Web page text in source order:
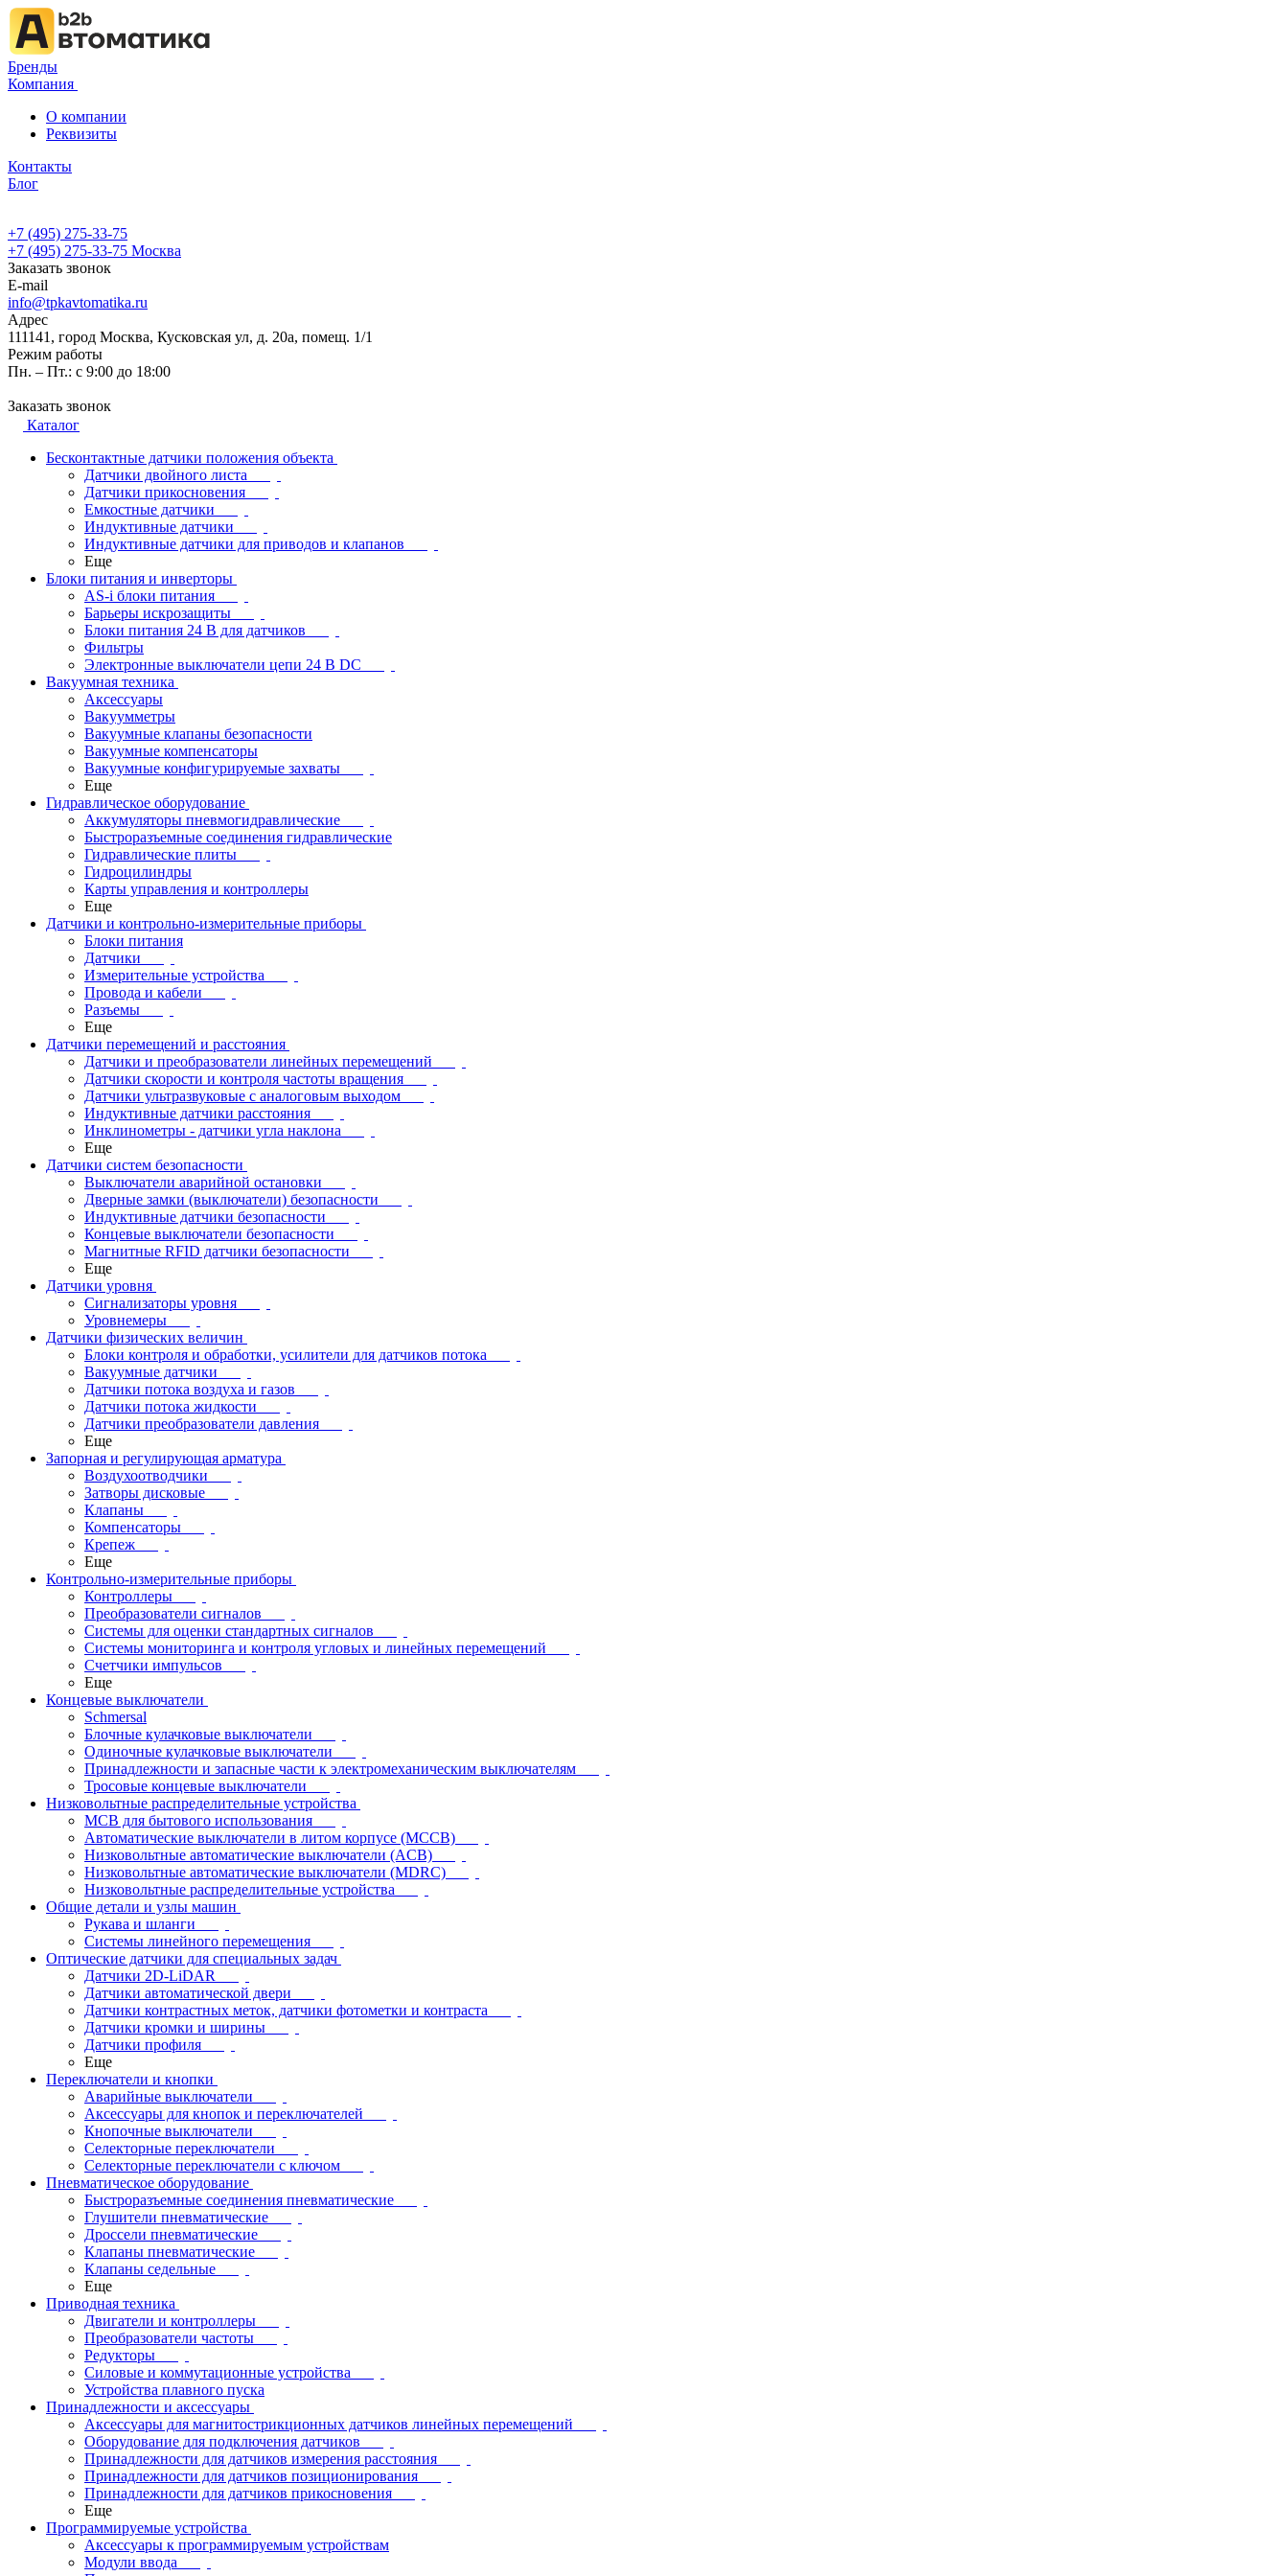
Бренды
Компания
О компании
Реквизиты
Контакты
Блог
+7 (495) 275-33-75
+7 (495) 275-33-75 Москва
Заказать звонок
E-mail
info@tpkavtomatika.ru
Адрес
111141, город Москва, Кусковская ул, д. 20а, помещ. 1/1
Режим работы
Пн. – Пт.: с 9:00 до 18:00
Заказать звонок
Каталог
Бесконтактные датчики положения объекта
Датчики двойного листа
Датчики прикосновения
Емкостные датчики
Индуктивные датчики
Индуктивные датчики для приводов и клапанов
Еще
Блоки питания и инверторы
AS-i блоки питания
Барьеры искрозащиты
Блоки питания 24 В для датчиков
Фильтры
Электронные выключатели цепи 24 В DC
Вакуумная техника
Аксессуары
Вакуумметры
Вакуумные клапаны безопасности
Вакуумные компенсаторы
Вакуумные конфигурируемые захваты
Еще
Гидравлическое оборудование
Аккумуляторы пневмогидравлические
Быстроразъемные соединения гидравлические
Гидравлические плиты
Гидроцилиндры
Карты управления и контроллеры
Еще
Датчики и контрольно-измерительные приборы
Блоки питания
Датчики
Измерительные устройства
Провода и кабели
Разъемы
Еще
Датчики перемещений и расстояния
Датчики и преобразователи линейных перемещений
Датчики скорости и контроля частоты вращения
Датчики ультразвуковые с аналоговым выходом
Индуктивные датчики расстояния
Инклинометры - датчики угла наклона
Еще
Датчики систем безопасности
Выключатели аварийной остановки
Дверные замки (выключатели) безопасности
Индуктивные датчики безопасности
Концевые выключатели безопасности
Магнитные RFID датчики безопасности
Еще
Датчики уровня
Сигнализаторы уровня
Уровнемеры
Датчики физических величин
Блоки контроля и обработки, усилители для датчиков потока
Вакуумные датчики
Датчики потока воздуха и газов
Датчики потока жидкости
Датчики преобразователи давления
Еще
Запорная и регулирующая арматура
Воздухоотводчики
Затворы дисковые
Клапаны
Компенсаторы
Крепеж
Еще
Контрольно-измерительные приборы
Контроллеры
Преобразователи сигналов
Системы для оценки стандартных сигналов
Системы мониторинга и контроля угловых и линейных перемещений
Счетчики импульсов
Еще
Концевые выключатели
Schmersal
Блочные кулачковые выключатели
Одиночные кулачковые выключатели
Принадлежности и запасные части к электромеханическим выключателям
Тросовые концевые выключатели
Низковольтные распределительные устройства
MCB для бытового использования
Автоматические выключатели в литом корпусе (MCCB)
Низковольтные автоматические выключатели (ACB)
Низковольтные автоматические выключатели (MDRC)
Низковольтные распределительные устройства
Общие детали и узлы машин
Рукава и шланги
Системы линейного перемещения
Оптические датчики для специальных задач
Датчики 2D-LiDAR
Датчики автоматической двери
Датчики контрастных меток, датчики фотометки и контраста
Датчики кромки и ширины
Датчики профиля
Еще
Переключатели и кнопки
Аварийные выключатели
Аксессуары для кнопок и переключателей
Кнопочные выключатели
Селекторные переключатели
Селекторные переключатели с ключом
Пневматическое оборудование
Быстроразъемные соединения пневматические
Глушители пневматические
Дроссели пневматические
Клапаны пневматические
Клапаны седельные
Еще
Приводная техника
Двигатели и контроллеры
Преобразователи частоты
Редукторы
Силовые и коммутационные устройства
Устройства плавного пуска
Принадлежности и аксессуары
Аксессуары для магнитострикционных датчиков линейных перемещений
Оборудование для подключения датчиков
Принадлежности для датчиков измерения расстояния
Принадлежности для датчиков позиционирования
Принадлежности для датчиков прикосновения
Еще
Программируемые устройства
Аксессуары к программируемым устройствам
Модули ввода